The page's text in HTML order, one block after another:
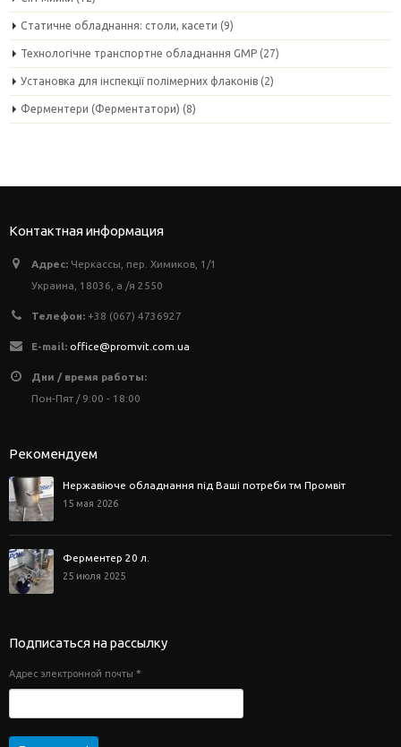
Статичне обладнання: столи, касети (9)
Технологічне транспортне обладнання GMP (27)
Установка для інспекції полімерних флаконів (2)
Ферментери (Ферментатори) (8)
Контактная информация
Адрес: Черкассы, пер. Химиков, 1/1
Украина, 18036, а /я 2550
Телефон: +38 (067) 4736927
E-mail: office@promvit.com.ua
Дни / время работы:
Пон-Пят / 9:00 - 18:00
Рекомендуем
Нержавіюче обладнання під Ваші потреби тм Промвіт
15 мая 2026
Ферментер 20 л.
25 июля 2025
Подписаться на рассылку
Адрес электронной почты *